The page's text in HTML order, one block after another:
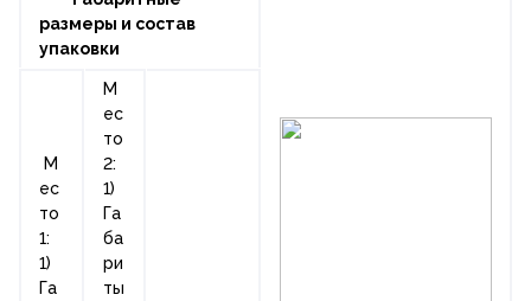
размеры и состав
упаковки
М
ес
то
1:
1)
Га
М
ес
то
2:
1)
Га
ба
ри
ты